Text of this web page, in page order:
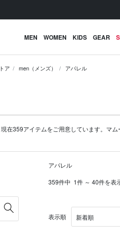
MEN WOMEN KIDS GEAR
ア men（メンズ） アパレル
在359アイテムをご用意しています。マ
アパレル
359件中 1件 ～ 40件を表
表示順